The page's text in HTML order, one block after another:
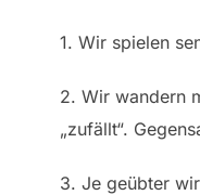
1. Wir spielen
2. Wir wandern
„zufällt“.
3. Je geübter